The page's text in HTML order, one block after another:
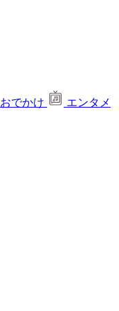
おでかけ
エンタメ